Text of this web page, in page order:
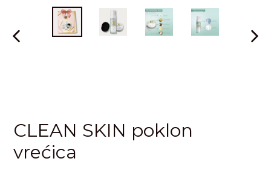
CLEAN SKIN poklon
vrećica